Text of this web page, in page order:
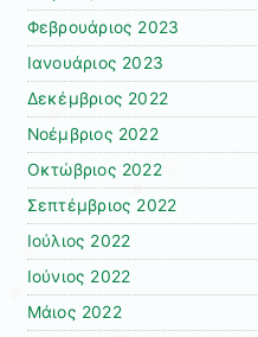
Φεβρουάριος 2023
Ιανουάριος 2023
Δεκέμβριος 2022
Νοέμβριος 2022
Οκτώβριος 2022
Σεπτέμβριος 2022
Ιούλιος 2022
Ιούνιος 2022
Μάιος 2022